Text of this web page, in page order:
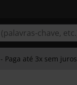
- Paga até 3x sem juros